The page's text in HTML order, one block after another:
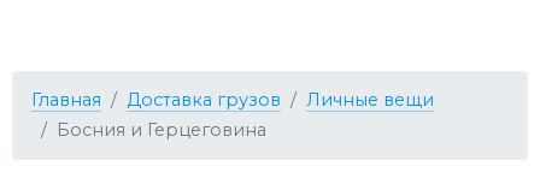
Главная Доставка грузов
Личные вещи
Босния и Герцеговина